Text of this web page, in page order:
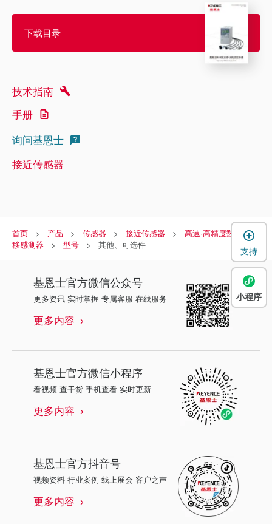
下载目录
技术指南
手册
询问基恩士
接近传感器
首页 产品 传感器 接近传感器
高速·高精度数字式位
移感测器
型号 其他、可选件
基恩士官方微信公众号
更多资讯 实时掌握 专属客服 在线服务
更多内容
基恩士官方微信小程序
看视频 查干货 手机查看 实时更新
更多内容
基恩士官方抖音号
视频资料 行业案例 线上展会 客户之声
更多内容
支持
小程序